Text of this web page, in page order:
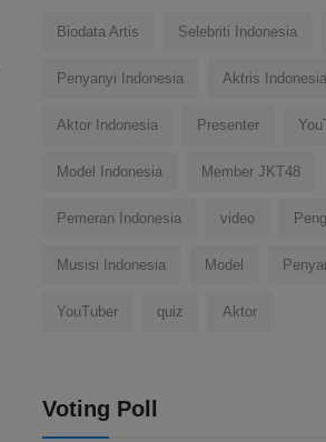
Biodata Artis Selebriti Indonesia
Penyanyi Indonesia Aktris Indonesia
Aktor Indonesia Presenter
Model Indonesia Member JKT48
Pemeran Indonesia video
Musisi Indonesia Model
YouTuber quiz Aktor
Voting Poll